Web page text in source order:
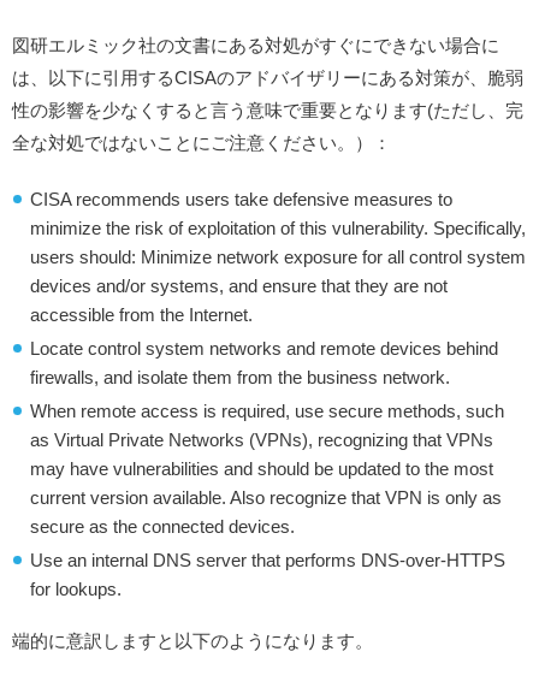
図研エルミック社の文書にある対処がすぐにできない場合に
は、以下に引用するCISAのアドバイザリーにある対策が、脆弱
性の影響を少なくすると言う意味で重要となります(ただし、完
全な対処ではないことにご注意ください。）：
CISA recommends users take defensive measures to
minimize the risk of exploitation of this vulnerability. Specifically,
users should: Minimize network exposure for all control system
devices and/or systems, and ensure that they are not
accessible from the Internet.
Locate control system networks and remote devices behind
firewalls, and isolate them from the business network.
When remote access is required, use secure methods, such
as Virtual Private Networks (VPNs), recognizing that VPNs
may have vulnerabilities and should be updated to the most
current version available. Also recognize that VPN is only as
secure as the connected devices.
Use an internal DNS server that performs DNS-over-HTTPS
for lookups.
端的に意訳しますと以下のようになります。